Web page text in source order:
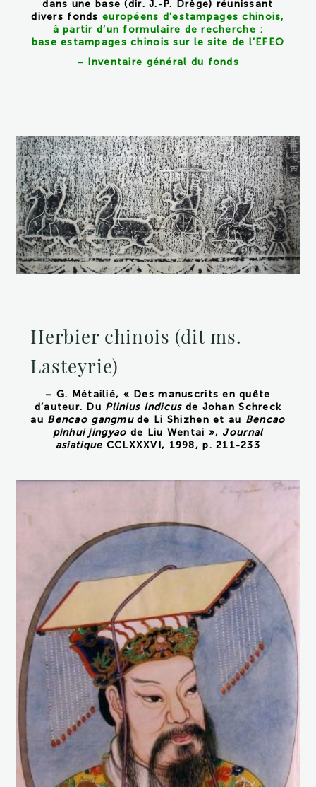
dans une base (dir. J.-P. Drège) réunissant
divers fonds européens d’estampages chinois,
à partir d’un formulaire de recherche :
base estampages chinois sur le site de l’EFEO
– Inventaire général du fonds
Herbier chinois (dit ms.
Lasteyrie)
– G. Métailié, « Des manuscrits en quête
d’auteur. Du Plinius Indicusde Johan Schreck
au Bencao gangmude Li Shizhen et au Bencao
pinhui jingyao de Liu Wentai », Journal
asiatique CCLXXXVI, 1998, p. 211-233